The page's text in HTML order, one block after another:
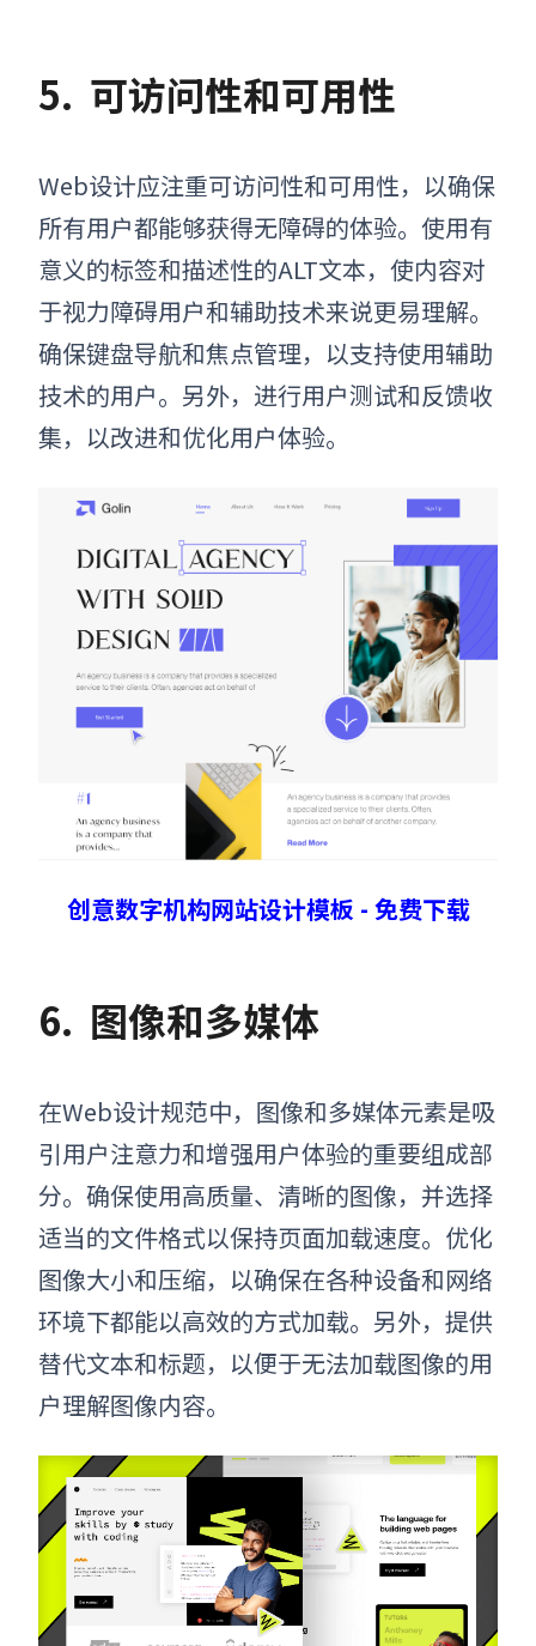
5. 可访问性和可用性
Web设计应注重可访问性和可用性，以确保
所有用户都能够获得无障碍的体验。使用有
意义的标签和描述性的ALT文本，使内容对
于视力障碍用户和辅助技术来说更易理解。
确保键盘导航和焦点管理，以支持使用辅助
技术的用户。另外，进行用户测试和反馈收
集，以改进和优化用户体验。
创意数字机构网站设计模板 - 免费下载
6. 图像和多媒体
在Web设计规范中，图像和多媒体元素是吸
引用户注意力和增强用户体验的重要组成部
分。确保使用高质量、清晰的图像，并选择
适当的文件格式以保持页面加载速度。优化
图像大小和压缩，以确保在各种设备和网络
环境下都能以高效的方式加载。另外，提供
替代文本和标题，以便于无法加载图像的用
户理解图像内容。